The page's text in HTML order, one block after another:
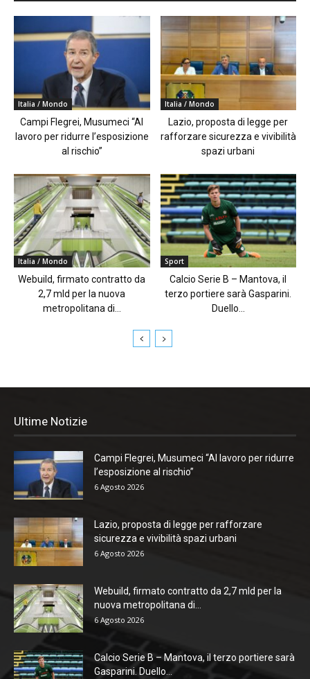
Italia / Mondo
Campi Flegrei, Musumeci “Al
lavoro per ridurre l’esposizione
al rischio”
Italia / Mondo
Lazio, proposta di legge per
rafforzare sicurezza e vivibilità
spazi urbani
Italia / Mondo
Webuild, firmato contratto da
2,7 mld per la nuova
metropolitana di...
Sport
Calcio Serie B – Mantova, il
terzo portiere sarà Gasparini.
Duello...
Ultime Notizie
Campi Flegrei, Musumeci “Al lavoro per ridurre
l’esposizione al rischio”
6 Agosto 2026
Lazio, proposta di legge per rafforzare
sicurezza e vivibilità spazi urbani
6 Agosto 2026
Webuild, firmato contratto da 2,7 mld per la
nuova metropolitana di...
6 Agosto 2026
Calcio Serie B – Mantova, il terzo portiere sarà
Gasparini. Duello...